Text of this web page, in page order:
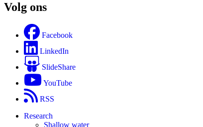
Volg ons
Facebook
LinkedIn
SlideShare
YouTube
RSS
Research
Shallow water